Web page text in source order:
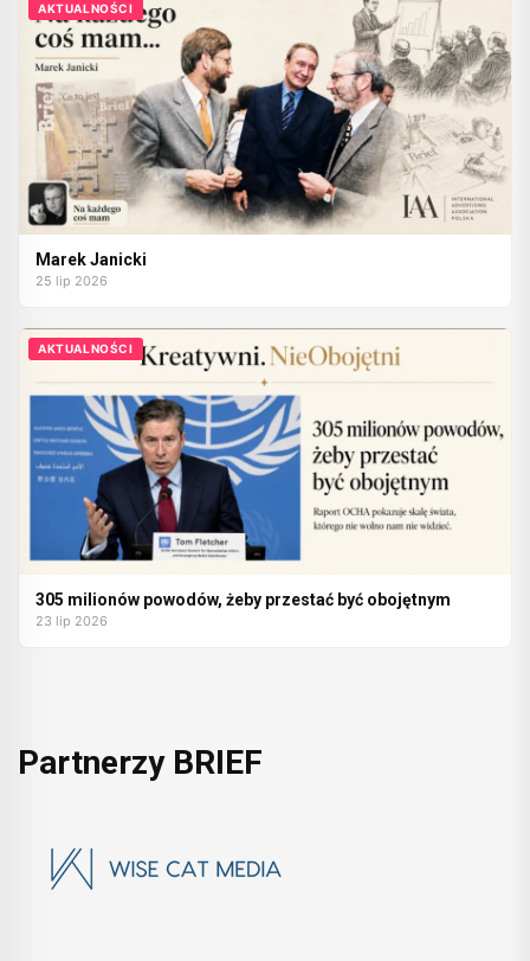
AKTUALNOŚCI
Marek Janicki
25 lip 2026
AKTUALNOŚCI
305 milionów powodów, żeby przestać być obojętnym
23 lip 2026
Partnerzy BRIEF